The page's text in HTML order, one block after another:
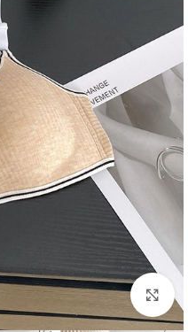
بزرگنمایی تصویر